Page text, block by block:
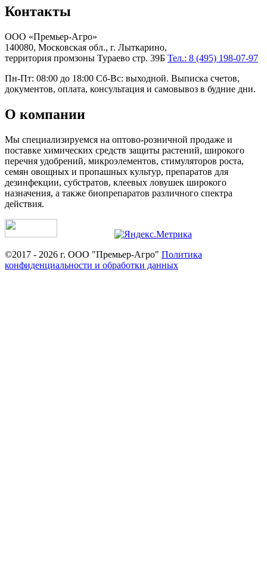
Контакты
ООО «Премьер-Агро»
140080, Московская обл., г. Лыткарино,
территория промзоны Тураево стр. 39Б Тел.: 8 (495) 198-07-97
Пн-Пт: 08:00 до 18:00 Сб-Вс: выходной. Выписка счетов,
документов, оплата, консультация и самовывоз в будние дни.
О компании
Мы специализируемся на оптово-розничной продаже и
поставке химических средств защиты растений, широкого
перечня удобрений, микроэлементов, стимуляторов роста,
семян овощных и пропашных культур, препаратов для
дезинфекции, субстратов, клеевых ловушек широкого
назначения, а также биопрепаратов различного спектра
действия.
©2017 - 2026 г. ООО "Премьер-Агро" Политика
конфиденциальности и обработки данных